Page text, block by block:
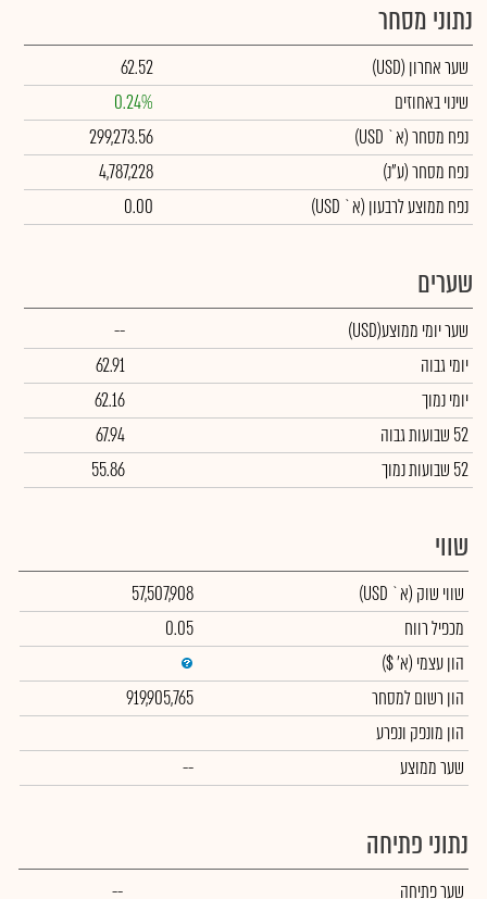
נתוני מסחר
שער אחרון (USD)
62.52
שינוי באחוזים
0.24%
נפח מסחר(א` USD)
299,273.56
נפח מסחר(ע"נ)
4,787,228
נפח ממוצע לרבעון (א` USD)
0.00
שערים
שער יומי ממוצע(USD)
--
יומי גבוה
62.91
יומי נמוך
62.16
52 שבועות גבוה
67.94
52 שבועות נמוך
55.86
שווי
שווי שוק (א` USD)
57,507,908
מכפיל רווח
0.05
הון עצמי (א' $)
הון רשום למסחר
919,905,765
הון מונפק ונפרע
שער ממוצע
--
נתוני פתיחה
שער פתיחה --